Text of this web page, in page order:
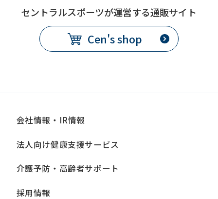
セントラルスポーツが運営する通販サイト
Cen's shop
会社情報・IR情報
法人向け健康支援サービス
介護予防・高齢者サポート
採用情報